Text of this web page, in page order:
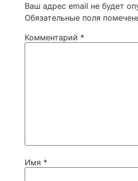
Ваш адрес email не будет
Обязательные поля
Комментарий *
Имя *